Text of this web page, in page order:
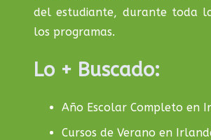
del estudiante, durante toda
los programas.
Lo + Buscado:
Año Escolar Completo en
Cursos de Verano en